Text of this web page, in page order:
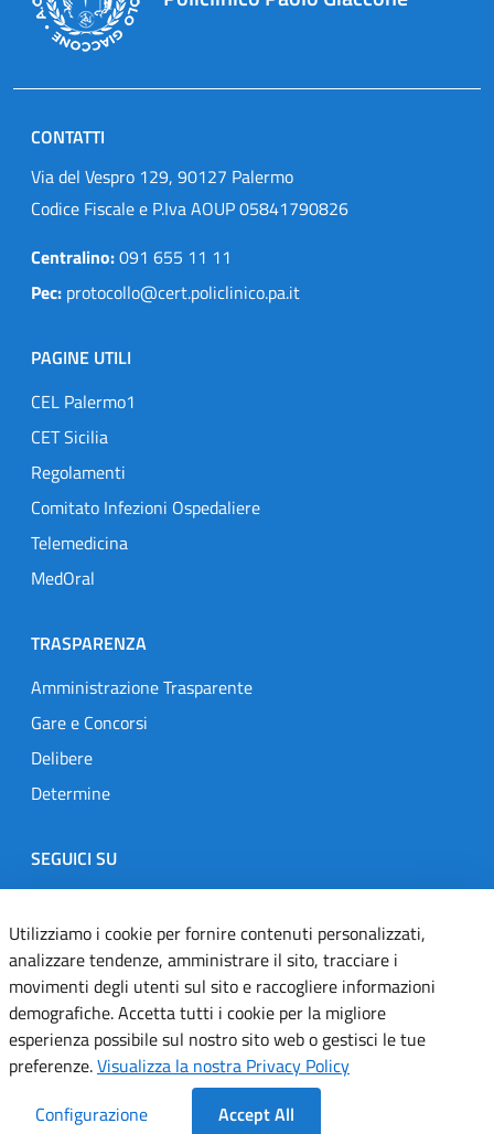
CONTATTI
Via del Vespro 129, 90127 Palermo
Codice Fiscale e P.Iva AOUP 05841790826
Centralino:091 655 11 11
Pec: protocollo@cert.policlinico.pa.it
PAGINE UTILI
CEL Palermo1
CET Sicilia
Regolamenti
Comitato Infezioni Ospedaliere
Telemedicina
MedOral
TRASPARENZA
Amministrazione Trasparente
Gare e Concorsi
Delibere
Determine
SEGUICI SU
Designers Italia
TwitterInstagramYoutubeLinkedin
Dichiarazione di accessibilità
Informativa cookie
Utilizziamo i cookie per fornire contenuti personalizzati,
analizzare tendenze, amministrare il sito, tracciare i
movimenti degli utenti sul sito e raccogliere informazioni
demografiche. Accetta tutti i cookie per la migliore
esperienza possibile sul nostro sito web o gestisci le tue
preferenze.Visualizza la nostra Privacy Policy
Configurazione
Accept All